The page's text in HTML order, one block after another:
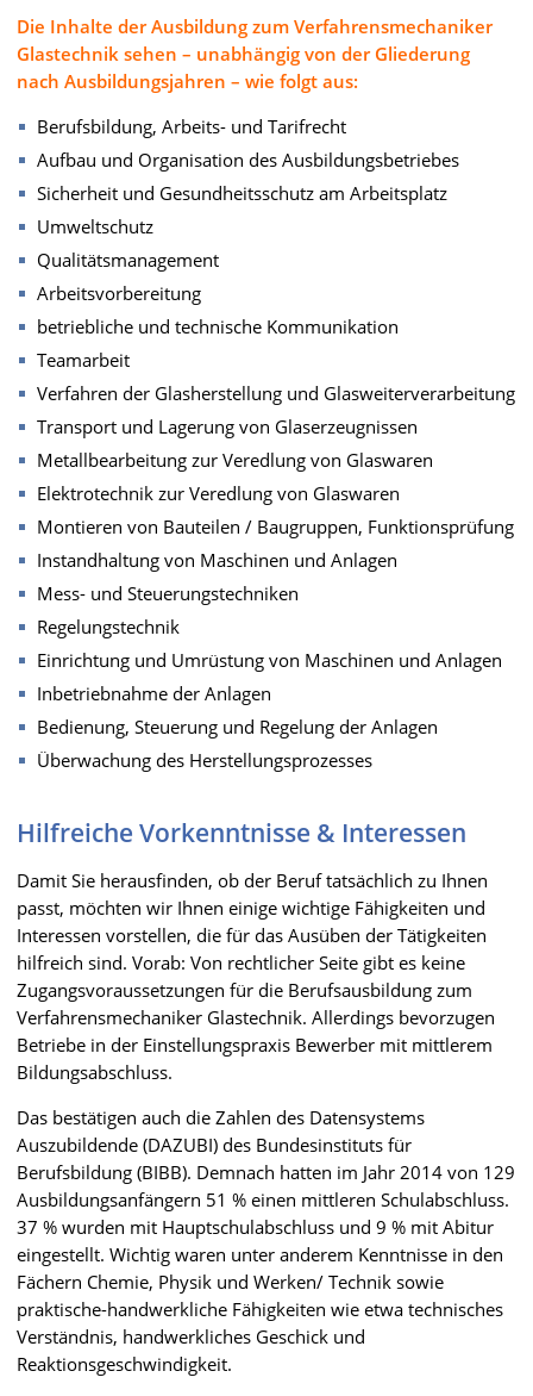
Die Inhalte der Ausbildung zum Verfahrensmechaniker
Glastechnik sehen – unabhängig von der Gliederung
nach Ausbildungsjahren – wie folgt aus:
Berufsbildung, Arbeits- und Tarifrecht
Aufbau und Organisation des Ausbildungsbetriebes
Sicherheit und Gesundheitsschutz am Arbeitsplatz
Umweltschutz
Qualitätsmanagement
Arbeitsvorbereitung
betriebliche und technische Kommunikation
Teamarbeit
Verfahren der Glasherstellung und Glasweiterverarbeitung
Transport und Lagerung von Glaserzeugnissen
Metallbearbeitung zur Veredlung von Glaswaren
Elektrotechnik zur Veredlung von Glaswaren
Montieren von Bauteilen / Baugruppen, Funktionsprüfung
Instandhaltung von Maschinen und Anlagen
Mess- und Steuerungstechniken
Regelungstechnik
Einrichtung und Umrüstung von Maschinen und Anlagen
Inbetriebnahme der Anlagen
Bedienung, Steuerung und Regelung der Anlagen
Überwachung des Herstellungsprozesses
Hilfreiche Vorkenntnisse & Interessen
Damit Sie herausfinden, ob der Beruf tatsächlich zu Ihnen
passt, möchten wir Ihnen einige wichtige Fähigkeiten und
Interessen vorstellen, die für das Ausüben der Tätigkeiten
hilfreich sind. Vorab: Von rechtlicher Seite gibt es keine
Zugangsvoraussetzungen für die Berufsausbildung zum
Verfahrensmechaniker Glastechnik. Allerdings bevorzugen
Betriebe in der Einstellungspraxis Bewerber mit mittlerem
Bildungsabschluss.
Das bestätigen auch die Zahlen des Datensystems
Auszubildende (DAZUBI) des Bundesinstituts für
Berufsbildung (BIBB). Demnach hatten im Jahr 2014 von 129
Ausbildungsanfängern 51 % einen mittleren Schulabschluss.
37 % wurden mit Hauptschulabschluss und 9 % mit Abitur
eingestellt. Wichtig waren unter anderem Kenntnisse in den
Fächern Chemie, Physik und Werken/ Technik sowie
praktische-handwerkliche Fähigkeiten wie etwa technisches
Verständnis, handwerkliches Geschick und
Reaktionsgeschwindigkeit.